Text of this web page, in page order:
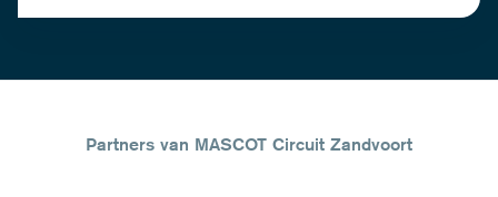
Partners van MASCOT Circuit Zandvoort